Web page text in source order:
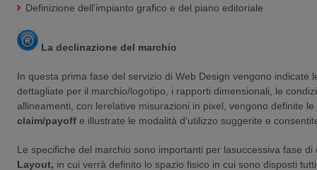
Definizione dell'impianto grafico e del piano editoriale
La declinazione del marchio
In questa prima fase del servizio di Web Design vengono indicate
dettagliate per il marchio/logotipo, i rapporti dimensionali, le
allineamenti, con lerelative misurazioni in pixel, vengono definite
claim/payoff e illustrate le modalità d'utilizzo suggerite e
Le specifiche del marchio sono importanti per lasuccessiva fase di
Layout, in cui verrà definito lo spazio fisico in cui sono disposti